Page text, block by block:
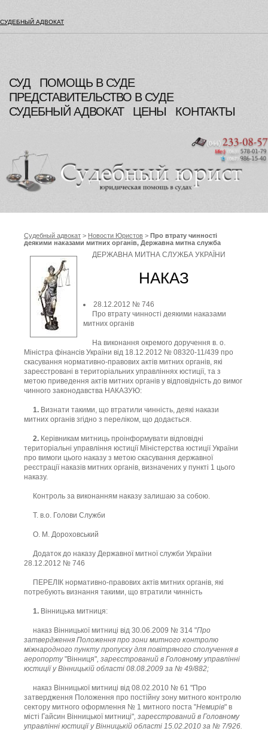
СУДЕБНЫЙ АДВОКАТ
СУД
ПОМОЩЬ В СУДЕ
ПРЕДСТАВИТЕЛЬСТВО В СУДЕ
СУДЕБНЫЙ АДВОКАТ
ЦЕНЫ КОНТАКТЫ
Судебный адвокат > Новости Юристов > Про втрату чинності
деякими наказами митних органів, Державна митна служба
ДЕРЖАВНА МИТНА СЛУЖБА УКРАЇНИ
НАКАЗ
28.12.2012 № 746
Про втрату чинності деякими наказами
митних органів
На виконання окремого доручення в. о.
Міністра фінансів України від 18.12.2012 № 08320-11/439 про
скасування нормативно-правових актів митних органів, які
зареєстровані в територіальних управліннях юстиції, та з
метою приведення актів митних органів у відповідність до вимог
чинного законодавства НАКАЗУЮ:
1. Визнати такими, що втратили чинність, деякі накази
митних органів згідно з переліком, що додається.
2. Керівникам митниць проінформувати відповідні
територіальні управління юстиції Міністерства юстиції України
про вимоги цього наказу з метою скасування державної
реєстрації наказів митних органів, визначених у пункті 1 цього
наказу.
Контроль за виконанням наказу залишаю за собою.
Т. в.о. Голови Служби
О. М. Дороховський
Додаток до наказу Державної митної служби України
28.12.2012 № 746
ПЕРЕЛІК нормативно-правових актів митних органів, які
потребують визнання такими, що втратили чинність
1. Вінницька митниця:
наказ Вінницької митниці від 30.06.2009 № 314 "Про
затвердження Положення про зони митного контролю
міжнародного пункту пропуску для повітряного сполучення в
аеропорту"Вінниця", зареєстрований в Головному управлінні
юстиції у Вінницькій області 08.08.2009 за № 49/882;
наказ Вінницької митниці від 08.02.2010 № 61 "Про
затвердження Положення про постійну зону митного контролю
сектору митного оформлення № 1 митного поста "Немирів" в
місті Гайсин Вінницької митниці", зареєстрований в Головному
управлінні юстиції у Вінницькій області 15.02.2010 за № 7/926.